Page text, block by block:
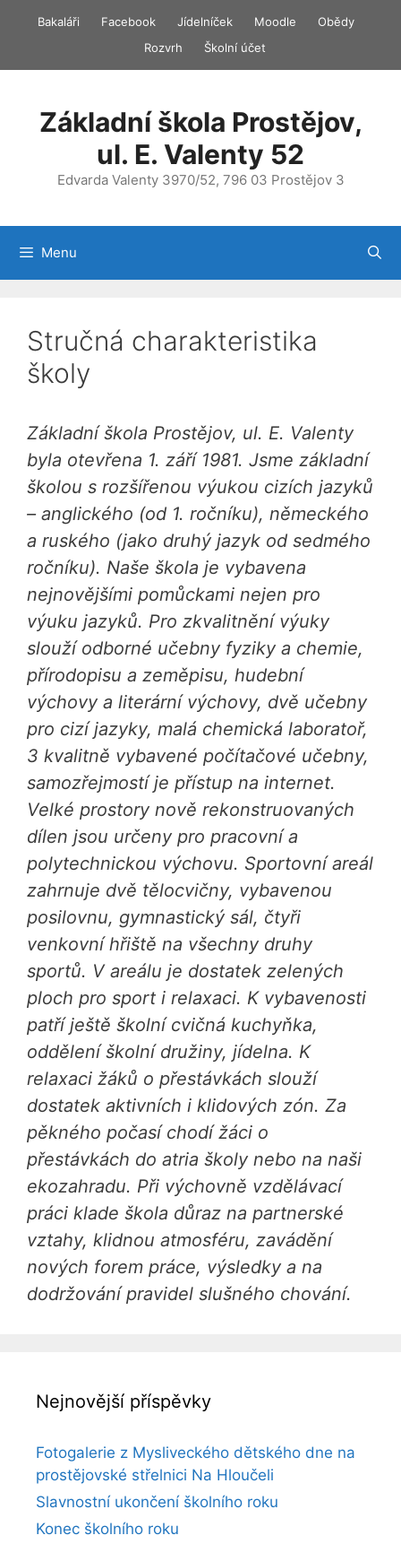
Bakaláři Facebook Jídelníček Moodle
Obědy
Rozvrh
Školní účet
Základní škola Prostějov,
ul. E. Valenty 52
Edvarda Valenty 3970/52, 796 03 Prostějov 3
Menu
Stručná charakteristika
školy
Základní škola Prostějov, ul. E. Valenty
byla otevřena 1. září 1981. Jsme základní
školou s rozšířenou výukou cizích jazyků
– anglického (od 1. ročníku), německého
a ruského (jako druhý jazyk od sedmého
ročníku). Naše škola je vybavena
nejnovějšími pomůckami nejen pro
výuku jazyků. Pro zkvalitnění výuky
slouží odborné učebny fyziky a chemie,
přírodopisu a zeměpisu, hudební
výchovy a literární výchovy, dvě učebny
pro cizí jazyky, malá chemická laboratoř,
3 kvalitně vybavené počítačové učebny,
samozřejmostí je přístup na internet.
Velké prostory nově rekonstruovaných
dílen jsou určeny pro pracovní a
polytechnickou výchovu. Sportovní areál
zahrnuje dvě tělocvičny, vybavenou
posilovnu, gymnastický sál, čtyři
venkovní hřiště na všechny druhy
sportů. V areálu je dostatek zelených
ploch pro sport i relaxaci. K vybavenosti
patří ještě školní cvičná kuchyňka,
oddělení školní družiny, jídelna. K
relaxaci žáků o přestávkách slouží
dostatek aktivních i klidových zón. Za
pěkného počasí chodí žáci o
přestávkách do atria školy nebo na naši
ekozahradu. Při výchovně vzdělávací
práci klade škola důraz na partnerské
vztahy, klidnou atmosféru, zavádění
nových forem práce, výsledky a na
dodržování pravidel slušného chování.
Nejnovější příspěvky
Fotogalerie z Mysliveckého dětského dne na
prostějovské střelnici Na Hloučeli
Slavnostní ukončení školního roku
Konec školního roku